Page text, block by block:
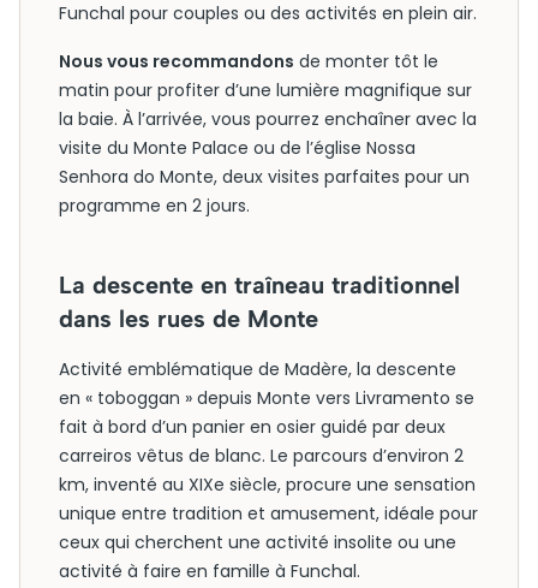
Funchal pour couples ou des activités en plein air.
Nous vous recommandons de monter tôt le
matin pour profiter d’une lumière magnifique sur
la baie. À l’arrivée, vous pourrez enchaîner avec la
visite du Monte Palace ou de l’église Nossa
Senhora do Monte, deux visites parfaites pour un
programme en 2 jours.
La descente en traîneau traditionnel
dans les rues de Monte
Activité emblématique de Madère, la descente
en « toboggan » depuis Monte vers Livramento se
fait à bord d’un panier en osier guidé par deux
carreiros vêtus de blanc. Le parcours d’environ 2
km, inventé au XIXe siècle, procure une sensation
unique entre tradition et amusement, idéale pour
ceux qui cherchent une activité insolite ou une
activité à faire en famille à Funchal.